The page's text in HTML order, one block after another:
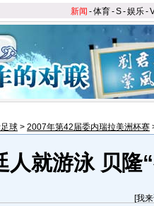
新闻 -体育-S-娱乐-
球 > 2007年第42届委内瑞拉美洲杯赛
人就游泳 贝隆
[我